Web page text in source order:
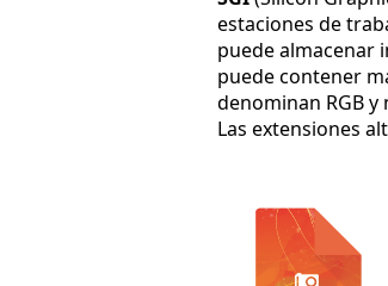
estaciones de
puede almacenar
puede contener
denominan RGB
Las extensiones